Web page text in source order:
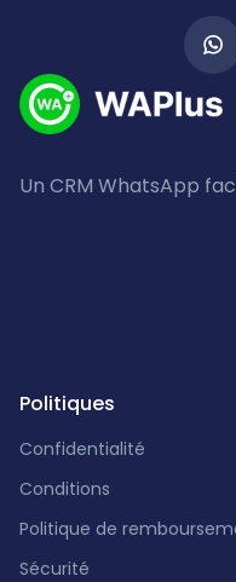
Un CRM WhatsApp
Politiques
Confidentialité
Conditions
Politique de
Sécurité